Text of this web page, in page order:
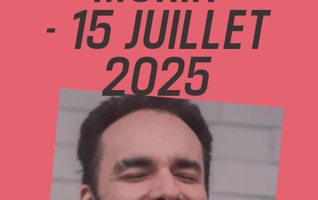
- 15 JUILLET
2025
2025